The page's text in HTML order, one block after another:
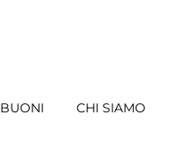
BUONI CHI SIAMO